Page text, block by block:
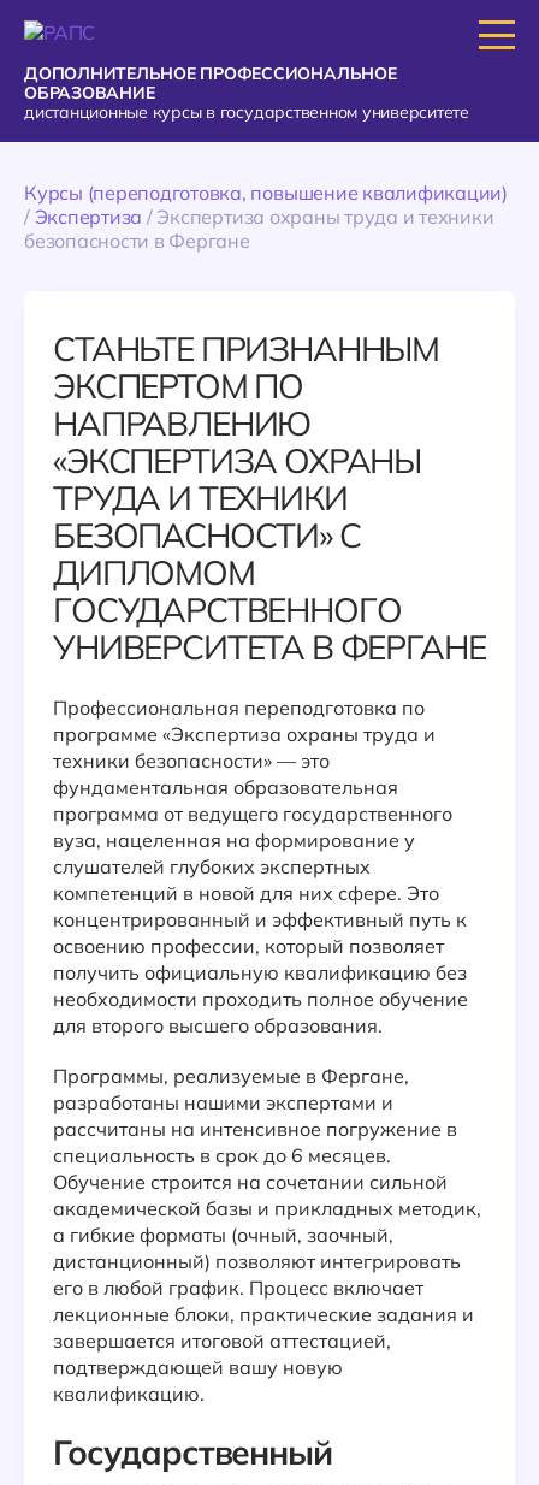
ДОПОЛНИТЕЛЬНОЕ ПРОФЕССИОНАЛЬНОЕ
ОБРАЗОВАНИЕ
дистанционные курсы в государственном университете
Курсы (переподготовка, повышение квалификации)
/ Экспертиза / Экспертиза охраны труда и техники
безопасности в Фергане
СТАНЬТЕ ПРИЗНАННЫМ
ЭКСПЕРТОМ ПО
НАПРАВЛЕНИЮ
«ЭКСПЕРТИЗА ОХРАНЫ
ТРУДА И ТЕХНИКИ
БЕЗОПАСНОСТИ» С
ДИПЛОМОМ
ГОСУДАРСТВЕННОГО
УНИВЕРСИТЕТА В ФЕРГАНЕ
Профессиональная переподготовка по
программе «Экспертиза охраны труда и
техники безопасности» — это
фундаментальная образовательная
программа от ведущего государственного
вуза, нацеленная на формирование у
слушателей глубоких экспертных
компетенций в новой для них сфере. Это
концентрированный и эффективный путь к
освоению профессии, который позволяет
получить официальную квалификацию без
необходимости проходить полное обучение
для второго высшего образования.
Программы, реализуемые в Фергане,
разработаны нашими экспертами и
рассчитаны на интенсивное погружение в
специальность в срок до 6 месяцев.
Обучение строится на сочетании сильной
академической базы и прикладных методик,
а гибкие форматы (очный, заочный,
дистанционный) позволяют интегрировать
его в любой график. Процесс включает
лекционные блоки, практические задания и
завершается итоговой аттестацией,
подтверждающей вашу новую
квалификацию.
Государственный